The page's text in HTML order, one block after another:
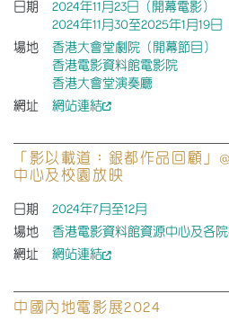
中國內地電影展2024
日期
2024年11月23日（開幕電影）
2024年11月30至2025年1月19日
場地
香港大會堂劇院（開幕節目）
香港電影資料館電影院
香港大會堂演奏廳
網址
網站連結
「影以載道：銀都作品回顧」
中心及校園放映
日期
2024年7月至12月
場地
香港電影資料館資源中心及各
網址
網站連結